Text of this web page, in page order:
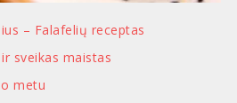
– Falafelių receptas
sveikas maistas
metu